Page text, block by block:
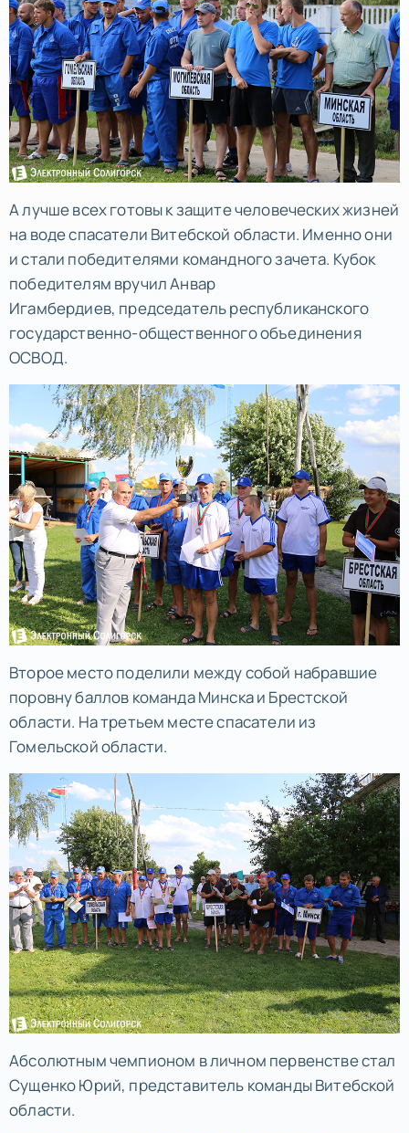
А лучше всех готовы к защите человеческих жизней
на воде спасатели Витебской области. Именно они
и стали победителями командного зачета. Кубок
победителям вручил Анвар
Игамбердиев, председатель республиканского
государственно-общественного объединения
ОСВОД.
Второе место поделили между собой набравшие
поровну баллов команда Минска и Брестской
области. На третьем месте спасатели из
Гомельской области.
Абсолютным чемпионом в личном первенстве стал
Сущенко Юрий, представитель команды Витебской
области.